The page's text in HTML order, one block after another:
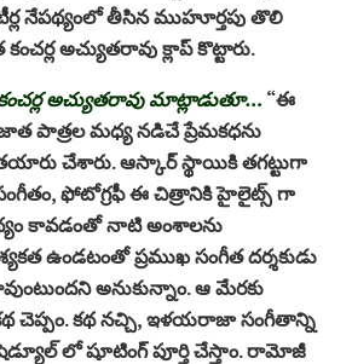
నేపథ్యంలో తీసిన ముహూర్తపు తొలి
అచ్యుతరావు క్లాప్ కొట్టారు.
అచ్యుతరావు మాట్లాడుతూ… “ఈ
పాత్రల మధ్య నడిచే ప్రేమకధను
తయారు చేశారు. ఆస్కార్ స్థాయికి తగట్టుగా
ఫోటోగ్రఫీ ఈ చిత్రానికి హైలైట్స్ గా
కావడంతో నాటి అంశాలను
ఉండటంతో ప్రముఖ సంగీత దర్శకుడు
అనుకున్నాం. ఆ మేరకు
చెప్పం. కథ నచ్చి, ఇళయరాజా సంగీతాన్ని
షెడ్యూల్ లో షూటింగ్ పూర్తి చేస్తాం. రామోజీ